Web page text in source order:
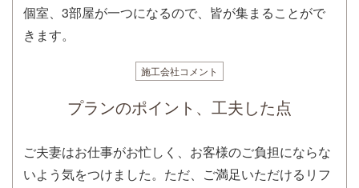
個室、3部屋が一つになるので、皆が集まることがで
きます。
施工会社コメント
プランのポイント、工夫した点
ご夫妻はお仕事がお忙しく、お客様のご負担にならな
いよう気をつけました。ただ、ご満足いただけるリフ